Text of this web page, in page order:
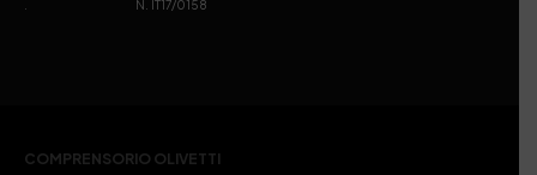
. N. IT17/0158
COMPRENSORIO OLIVETTI